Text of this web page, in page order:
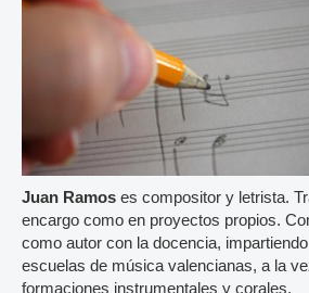
Juan Ramos es compositor y letrista.
encargo como en proyectos propios.
como autor con la docencia,
escuelas de música valencianas, a la
formaciones instrumentales y corales.